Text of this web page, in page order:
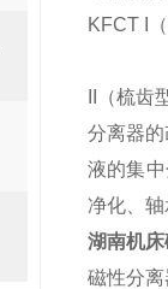
KFCT I
II（梳
分离器
液的集
净化、
湖南机
磁性分